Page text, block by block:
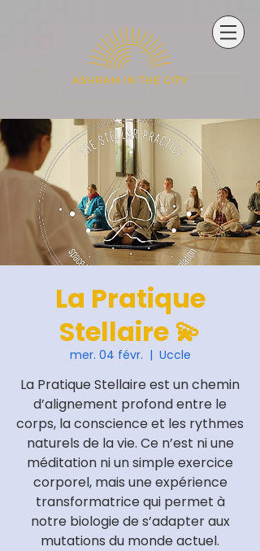
La Pratique
Stellaire 💫
mer. 04 févr.
  |
Uccle
La Pratique Stellaire est un chemin
d’alignement profond entre le
corps, la conscience et les rythmes
naturels de la vie. Ce n’est ni une
méditation ni un simple exercice
corporel, mais une expérience
transformatrice qui permet à
notre biologie de s’adapter aux
mutations du monde actuel.